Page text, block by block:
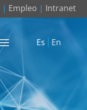
| Empleo | Intranet
Es En